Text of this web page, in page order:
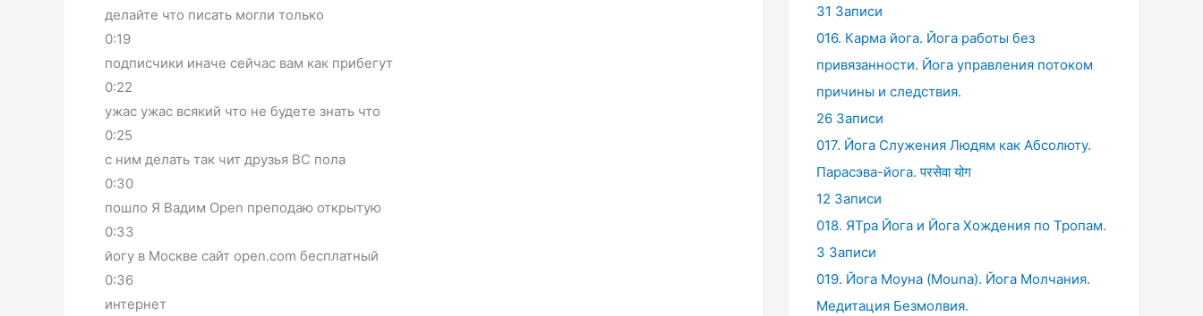
делайте что писать могли только
0:19
подписчики иначе сейчас вам как прибегут
0:22
ужас ужас всякий что не будете знать что
0:25
с ним делать так чит друзья ВС пола
0:30
пошло Я Вадим Open преподаю открытую
0:33
йогу в Москве сайт open.com бесплатный
0:36
интернет
31 Записи
016. Карма йога. Йога работы без
привязанности. Йога управления потоком
причины и следствия.
26 Записи
017. Йога Служения Людям как Абсолюту.
Парасэва-йога. परसेवा योग
12 Записи
018. ЯТра Йога и Йога Хождения по Тропам.
3 Записи
019. Йога Моуна (Mouna). Йога Молчания.
Медитация Безмолвия.